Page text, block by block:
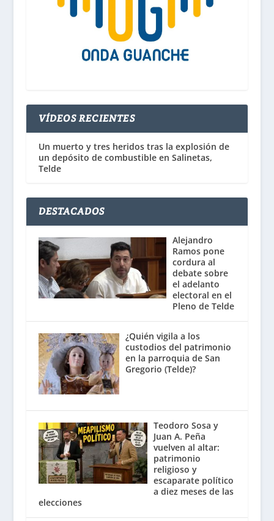
VÍDEOS RECIENTES
Un muerto y tres heridos tras la explosión de
un depósito de combustible en Salinetas,
Telde
DESTACADOS
Alejandro
Ramos pone
cordura al
debate sobre
el adelanto
electoral en el
Pleno de Telde
¿Quién vigila a los
custodios del patrimonio
en la parroquia de San
Gregorio (Telde)?
Teodoro Sosa y
Juan A. Peña
vuelven al altar:
patrimonio
religioso y
escaparate político
a diez meses de las
elecciones